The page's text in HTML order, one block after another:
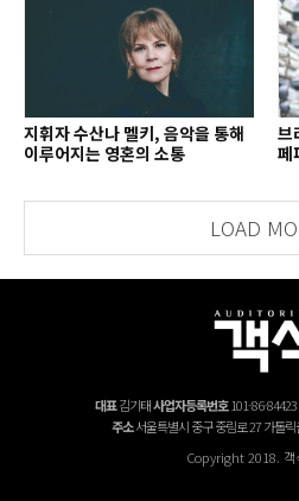
지휘자 수산나 멜키, 음악을 통해
이루어지는 영혼의 소통
브
페
LOAD
대표김기태사업자등록번호101-86-84423
주소서울특별시 중구 중림로 27 가톨
Copyright 2018. 객